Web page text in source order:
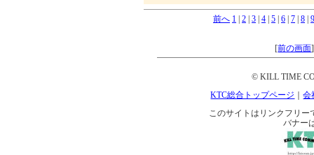
前へ 1 2 3 4 5 6 7 8 9
[前の画面
© KILL TIME
KTC総合トップページ
｜会
このサイトはリンクフリー
バナー